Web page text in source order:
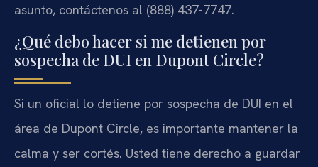
asunto, contáctenos al (888) 437-7747.
¿Qué debo hacer si me detienen por
sospecha de DUI en Dupont Circle?
Si un oficial lo detiene por sospecha de DUI en el
área de Dupont Circle, es importante mantener la
calma y ser cortés. Usted tiene derecho a guardar